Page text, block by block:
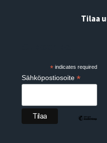
Tilaa
*indicates required
Sähköpostiosoite *